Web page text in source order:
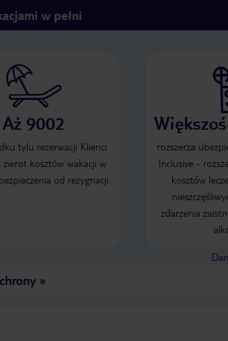
w pełni
Aż 9002
tylu rezerwacji Klienci
zwrot kosztów wakacji w
od rezygnacji
rozszerza
Inclusive -
kosztów
zdarzenia
»